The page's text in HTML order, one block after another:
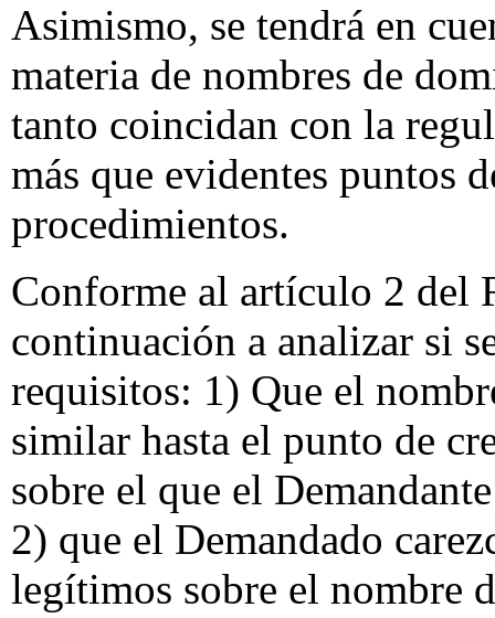
Asimismo, se tendrá en
materia de nombres de
tanto coincidan con la
más que evidentes puntos
procedimientos.
Conforme al artículo 2 del
continuación a analizar si
requisitos: 1) Que el
similar hasta el punto de
sobre el que el
2) que el Demandado
legítimos sobre el nombre